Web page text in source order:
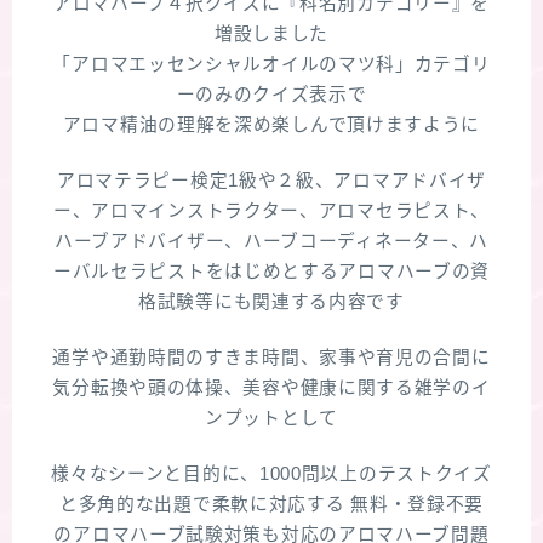
増設しました
「アロマエッセンシャルオイルのマツ科」カテゴリ
ーのみのクイズ表示で
アロマ精油の理解を深め楽しんで頂けますように
アロマテラピー検定1級や２級、アロマアドバイザ
ー、アロマインストラクター、アロマセラピスト、
ハーブアドバイザー、ハーブコーディネーター、ハ
ーバルセラピストをはじめとするアロマハーブの資
格試験等にも関連する内容です
通学や通勤時間のすきま時間、家事や育児の合間に
気分転換や頭の体操、美容や健康に関する雑学のイ
ンプットとして
様々なシーンと目的に、1000問以上のテストクイズ
と多角的な出題で柔軟に対応する 無料・登録不要
のアロマハーブ試験対策も対応のアロマハーブ問題